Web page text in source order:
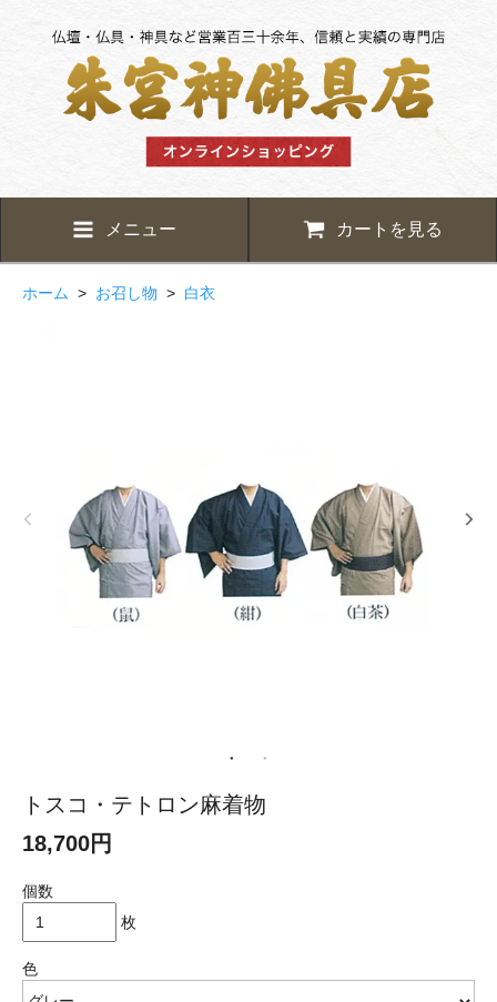
メニュー カートを見る
ホーム > お召し物 > 白衣
トスコ・テトロン麻着物
18,700円
個数
枚
色